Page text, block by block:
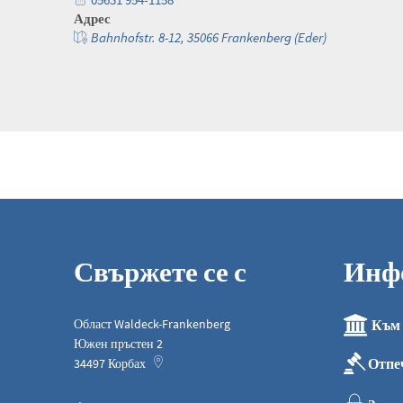
Адрес
Bahnhofstr. 8-12, 35066 Frankenberg (Eder)
Свържете се с
Област Waldeck-Frankenberg
Южен пръстен 2
34497Корбах
Към